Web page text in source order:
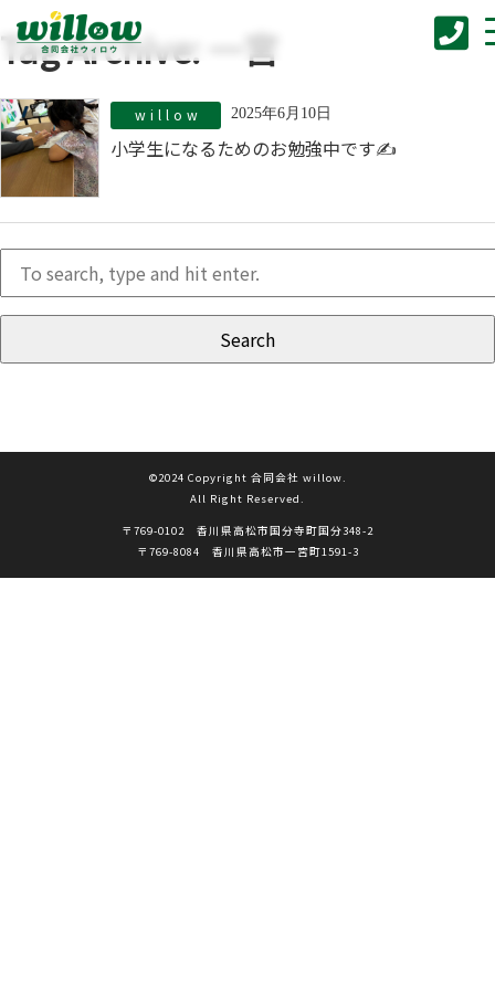
Tag Archive: 一宮
willow 2025年6月10日
小学生になるためのお勉強中です✍
Search
©2024 Copyright 合同会社 willow.
All Right Reserved.
〒769-0102 香川県高松市国分寺町国分348-2
〒769-8084 香川県高松市一宮町1591-3